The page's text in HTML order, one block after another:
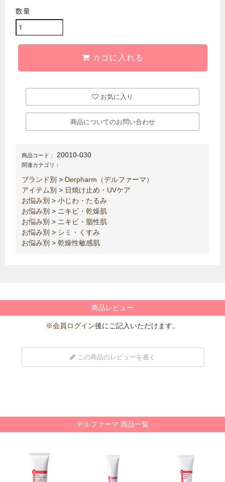
数量
カゴに入れる
お気に入り
商品についてのお問い合わせ
商品コード： 20010-030
関連カテゴリ：
ブランド別 > Derpharm（デルファーマ）
アイテム別 > 日焼け止め・UVケア
お悩み別 > 小じわ・たるみ
お悩み別 > ニキビ・乾燥肌
お悩み別 > ニキビ・脂性肌
お悩み別 > シミ・くすみ
お悩み別 > 乾燥性敏感肌
商品レビュー
※会員ログイン後にご記入いただけます。
この商品のレビューを書く
デルファーマ 商品一覧